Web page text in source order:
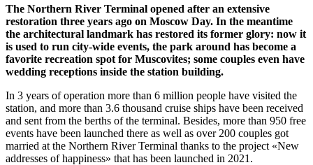
The Northern River Terminal opened after an extensive
restoration three years ago on Moscow Day. In the meantime
the architectural landmark has restored its former glory: now it
is used to run city-wide events, the park around has become a
favorite recreation spot for Muscovites; some couples even have
wedding receptions inside the station building.
In 3 years of operation more than 6 million people have visited the
station, and more than 3.6 thousand cruise ships have been received
and sent from the berths of the terminal. Besides, more than 950 free
events have been launched there as well as over 200 couples got
married at the Northern River Terminal thanks to the project «New
addresses of happiness» that has been launched in 2021.